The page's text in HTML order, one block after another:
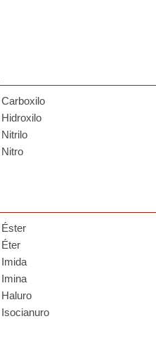
Carboxilo
Hidroxilo
Nitrilo
Nitro
Éster
Éter
Imida
Imina
Haluro
Isocianuro